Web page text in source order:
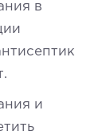
в
и